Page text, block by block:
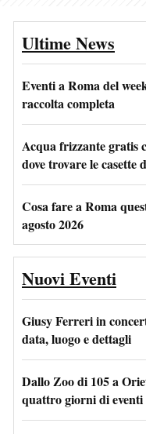
Ultime News
Eventi a Roma del
raccolta completa
Acqua frizzante gratis
dove trovare le casette
Cosa fare a Roma
agosto 2026
Nuovi Eventi
Giusy Ferreri in
data, luogo e dettagli
Dallo Zoo di 105 a
quattro giorni di